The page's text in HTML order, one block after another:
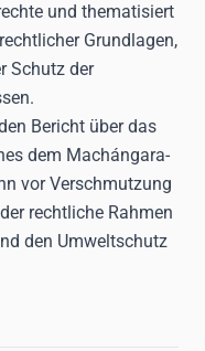
und thematisiert
Grundlagen,
Schutz der
Bericht über das
dem Machángara-
vor Verschmutzung
rechtliche Rahmen
den Umweltschutz